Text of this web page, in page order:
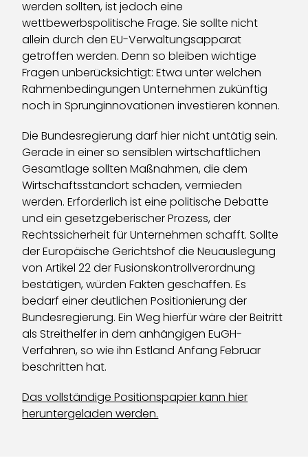
werden sollten, ist jedoch eine
wettbewerbspolitische Frage. Sie sollte nicht
allein durch den EU-Verwaltungsapparat
getroffen werden. Denn so bleiben wichtige
Fragen unberücksichtigt: Etwa unter welchen
Rahmenbedingungen Unternehmen zukünftig
noch in Sprunginnovationen investieren können.
Die Bundesregierung darf hier nicht untätig sein.
Gerade in einer so sensiblen wirtschaftlichen
Gesamtlage sollten Maßnahmen, die dem
Wirtschaftsstandort schaden, vermieden
werden. Erforderlich ist eine politische Debatte
und ein gesetzgeberischer Prozess, der
Rechtssicherheit für Unternehmen schafft. Sollte
der Europäische Gerichtshof die Neuauslegung
von Artikel 22 der Fusionskontrollverordnung
bestätigen, würden Fakten geschaffen. Es
bedarf einer deutlichen Positionierung der
Bundesregierung. Ein Weg hierfür wäre der Beitritt
als Streithelfer in dem anhängigen EuGH-
Verfahren, so wie ihn Estland Anfang Februar
beschritten hat.
Das vollständige Positionspapier kann hier
heruntergeladen werden.